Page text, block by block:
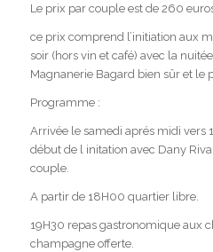
Le prix par couple est de 260
ce prix comprend l’initiation aux
soir (hors vin et café) avec la
Magnanerie Bagard bien sûr et le
Programme :
Arrivée le samedi aprés midi vers
début de l initation avec Dany
couple.
A partir de 18H00 quartier libre.
19H30 repas gastronomique aux
champagne offerte.